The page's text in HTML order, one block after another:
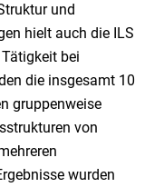
und
hielt auch die ILS
bei
die insgesamt 10
gruppenweise
von
wurden